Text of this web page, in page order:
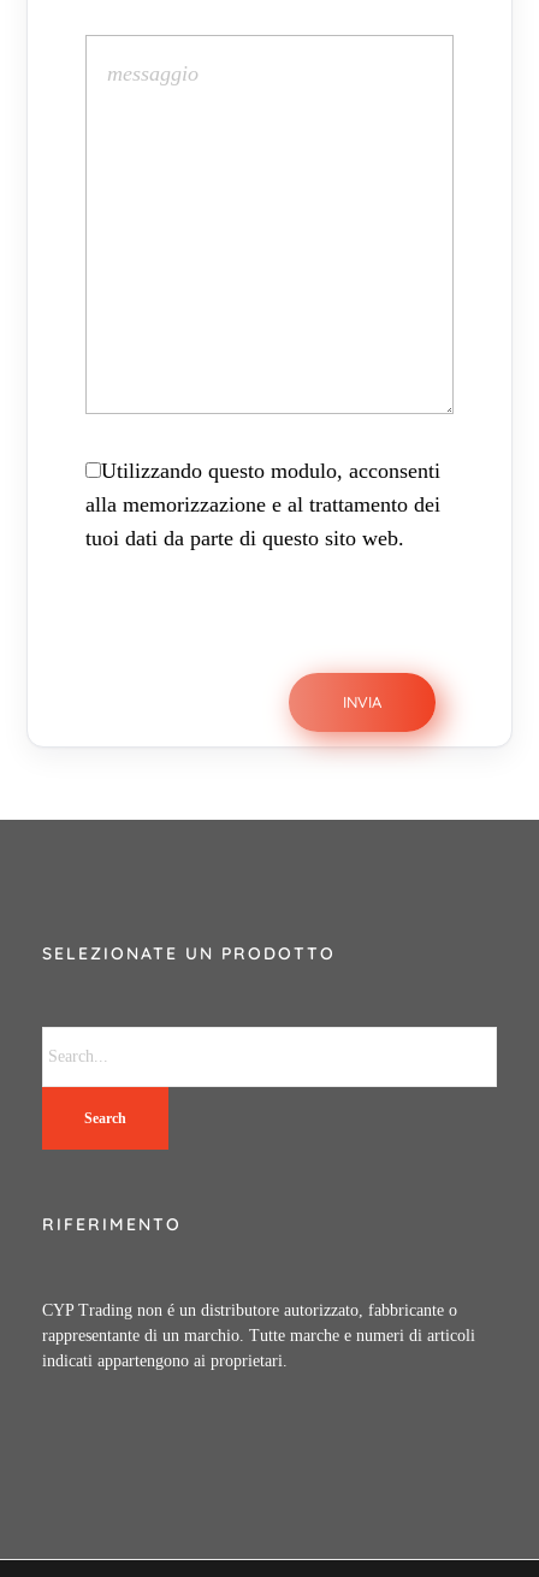
Utilizzando questo modulo, acconsenti
alla memorizzazione e al trattamento dei
tuoi dati da parte di questo sito web.
SELEZIONATE UN PRODOTTO
Search
RIFERIMENTO
CYP Trading non é un distributore autorizzato, fabbricante o
rappresentante di un marchio. Tutte marche e numeri di articoli
indicati appartengono ai proprietari.